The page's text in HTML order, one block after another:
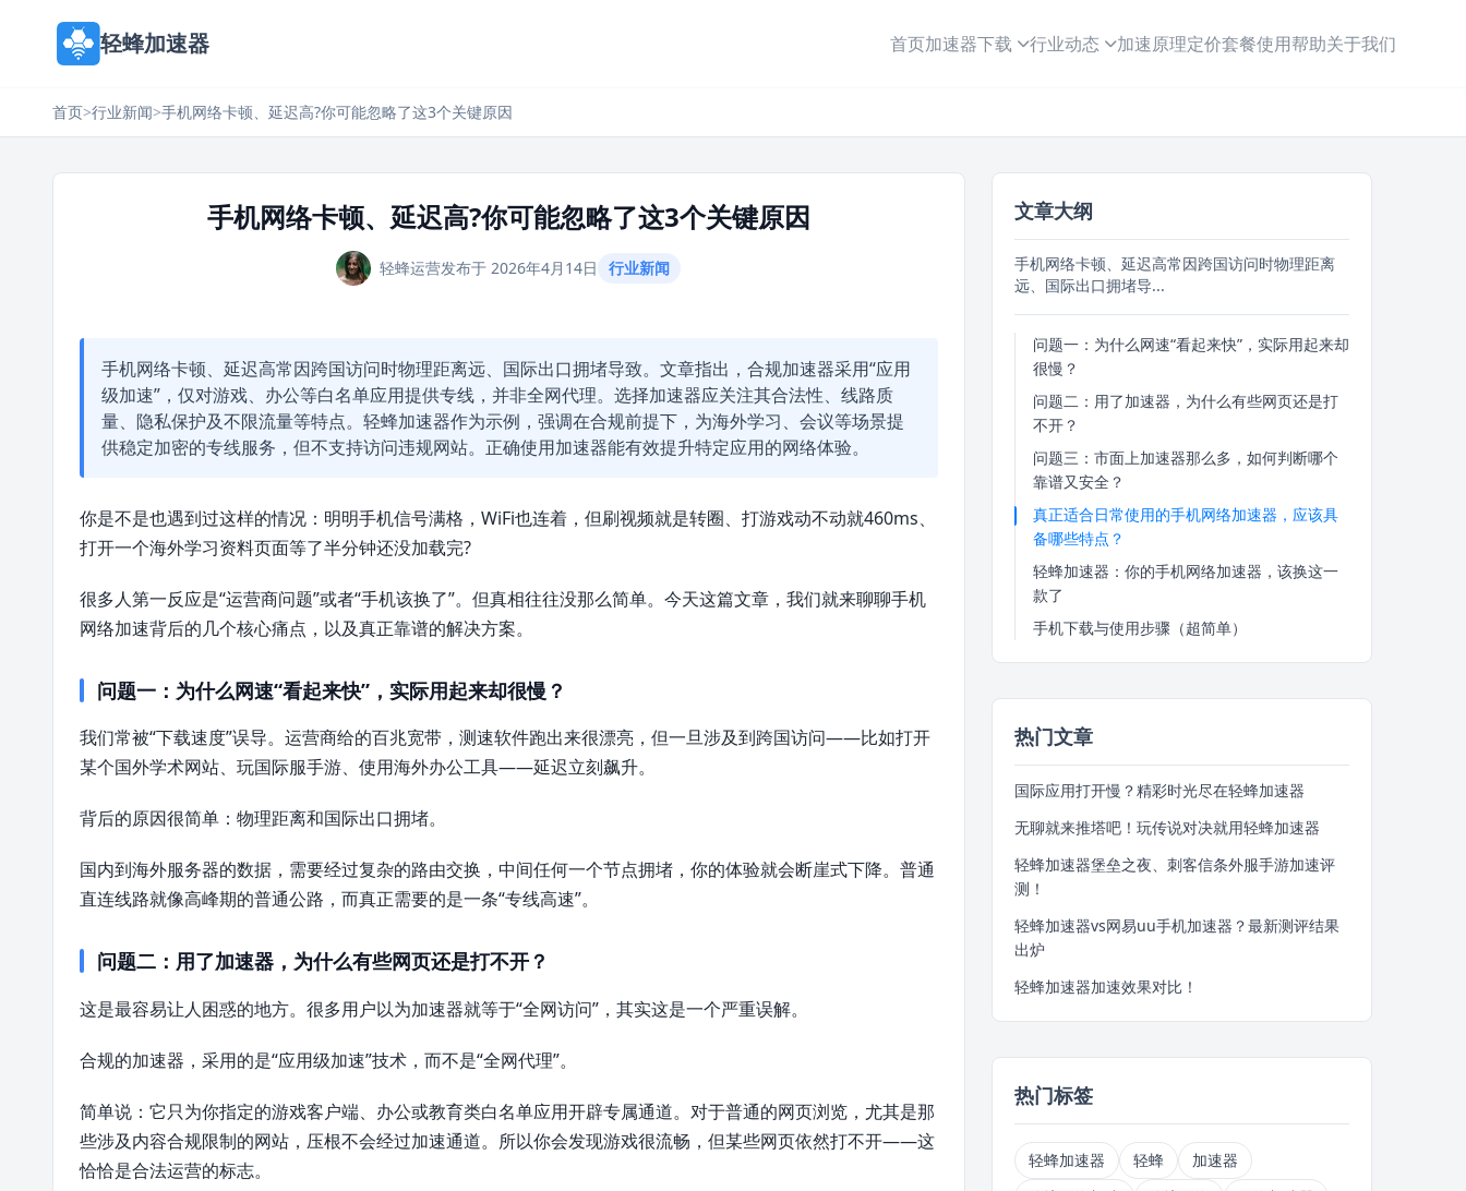
轻蜂加速器 首页加速器下载 行业动态 加速原理定价套餐使用帮助关于我们
首页>行业新闻>手机网络卡顿、延迟高?你可能忽略了这3个关键原因
手机网络卡顿、延迟高?你可能忽略了这3个关键原因
轻蜂运营发布于 2026年4月14日 行业新闻
手机网络卡顿、延迟高常因跨国访问时物理距离远、国际出口拥堵导致。文章指出，合规加速器采用“应用
级加速”，仅对游戏、办公等白名单应用提供专线，并非全网代理。选择加速器应关注其合法性、线路质
量、隐私保护及不限流量等特点。轻蜂加速器作为示例，强调在合规前提下，为海外学习、会议等场景提
供稳定加密的专线服务，但不支持访问违规网站。正确使用加速器能有效提升特定应用的网络体验。
你是不是也遇到过这样的情况：明明手机信号满格，WiFi也连着，但刷视频就是转圈、打游戏动不动就460ms、
打开一个海外学习资料页面等了半分钟还没加载完?
很多人第一反应是“运营商问题”或者“手机该换了”。但真相往往没那么简单。今天这篇文章，我们就来聊聊手机
网络加速背后的几个核心痛点，以及真正靠谱的解决方案。
问题一：为什么网速“看起来快”，实际用起来却很慢？
我们常被“下载速度”误导。运营商给的百兆宽带，测速软件跑出来很漂亮，但一旦涉及到跨国访问——比如打开
某个国外学术网站、玩国际服手游、使用海外办公工具——延迟立刻飙升。
背后的原因很简单：物理距离和国际出口拥堵。
国内到海外服务器的数据，需要经过复杂的路由交换，中间任何一个节点拥堵，你的体验就会断崖式下降。普通
直连线路就像高峰期的普通公路，而真正需要的是一条“专线高速”。
问题二：用了加速器，为什么有些网页还是打不开？
这是最容易让人困惑的地方。很多用户以为加速器就等于“全网访问”，其实这是一个严重误解。
合规的加速器，采用的是“应用级加速”技术，而不是“全网代理”。
简单说：它只为你指定的游戏客户端、办公或教育类白名单应用开辟专属通道。对于普通的网页浏览，尤其是那
些涉及内容合规限制的网站，压根不会经过加速通道。所以你会发现游戏很流畅，但某些网页依然打不开——这
恰恰是合法运营的标志。
文章大纲
手机网络卡顿、延迟高常因跨国访问时物理距离
远、国际出口拥堵导...
问题一：为什么网速“看起来快”，实际用起来却
很慢？
问题二：用了加速器，为什么有些网页还是打
不开？
问题三：市面上加速器那么多，如何判断哪个
靠谱又安全？
真正适合日常使用的手机网络加速器，应该具
备哪些特点？
轻蜂加速器：你的手机网络加速器，该换这一
款了
手机下载与使用步骤（超简单）
热门文章
国际应用打开慢？精彩时光尽在轻蜂加速器
无聊就来推塔吧！玩传说对决就用轻蜂加速器
轻蜂加速器堡垒之夜、刺客信条外服手游加速评
测！
轻蜂加速器vs网易uu手机加速器？最新测评结果
出炉
轻蜂加速器加速效果对比！
热门标签
轻蜂加速器 轻蜂
加速器